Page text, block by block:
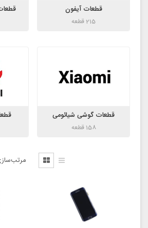
قطعات آیفون
215 قطعه
قطعات گوشی شیائومی
158 قطعه